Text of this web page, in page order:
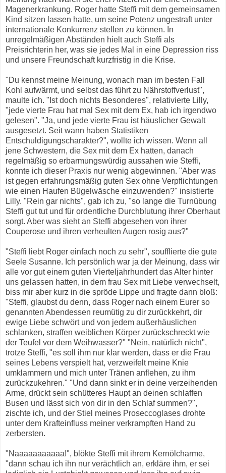
Magenerkrankung. Roger hatte Steffi mit dem gemeinsamen
Kind sitzen lassen hatte, um seine Potenz ungestraft unter
internationale Konkurrenz stellen zu können. In
unregelmäßigen Abständen hielt auch Steffi als
Preisrichterin her, was sie jedes Mal in eine Depression riss
und unsere Freundschaft kurzfristig in die Krise.
"Du kennst meine Meinung, wonach man im besten Fall
Kohl aufwärmt, und selbst das führt zu Nährstoffverlust",
maulte ich. "Ist doch nichts Besonderes", relativierte Lilly,
"jede vierte Frau hat mal Sex mit dem Ex, hab ich irgendwo
gelesen". "Ja, und jede vierte Frau ist häuslicher Gewalt
ausgesetzt. Seit wann haben Statistiken
Entschuldigungscharakter?", wollte ich wissen. Wenn all
jene Schwestern, die Sex mit dem Ex hatten, danach
regelmäßig so erbarmungswürdig aussahen wie Steffi,
konnte ich dieser Praxis nur wenig abgewinnen. "Aber was
ist gegen erfahrungsmäßig guten Sex ohne Verpflichtungen
wie einen Haufen Bügelwäsche einzuwenden?" insistierte
Lilly. "Rein gar nichts", gab ich zu, "so lange die Turnübung
Steffi gut tut und für ordentliche Durchblutung ihrer Oberhaut
sorgt. Aber was sieht an Steffi abgesehen von ihrer
Couperose und ihren verheulten Augen rosig aus?"
"Steffi liebt Roger einfach noch zu sehr", soufflierte die gute
Seele Susanne. Ich persönlich war ja der Meinung, dass wir
alle vor gut einem guten Vierteljahrhundert das Alter hinter
uns gelassen hatten, in dem frau Sex mit Liebe verwechselt,
biss mir aber kurz in die spröde Lippe und fragte dann bloß:
"Steffi, glaubst du denn, dass Roger nach einem Eurer so
genannten Abendessen reumütig zu dir zurückkehrt, dir
ewige Liebe schwört und von jedem außerhäuslichen
schlanken, straffen weiblichen Körper zurückschreckt wie
der Teufel vor dem Weihwasser?" "Nein, natürlich nicht",
trotze Steffi, "es soll ihm nur klar werden, dass er die Frau
seines Lebens verspielt hat, verzweifelt meine Knie
umklammern und mich unter Tränen anflehen, zu ihm
zurückzukehren." "Und dann sinkt er in deine verzeihenden
Arme, drückt sein schütteres Haupt an deinen schlaffen
Busen und lässt sich von dir in den Schlaf summen?",
zischte ich, und der Stiel meines Proseccoglases drohte
unter dem Krafteinfluss meiner verkrampften Hand zu
zerbersten.
"Naaaaaaaaaaa!", blökte Steffi mit ihrem Kernölcharme,
"dann schau ich ihn nur verächtlich an, erkläre ihm, er sei